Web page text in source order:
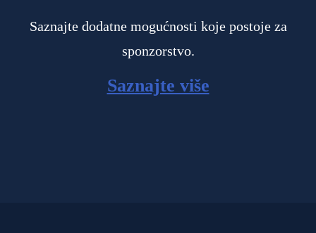
Saznajte dodatne mogućnosti koje postoje za
sponzorstvo.
Saznajte više